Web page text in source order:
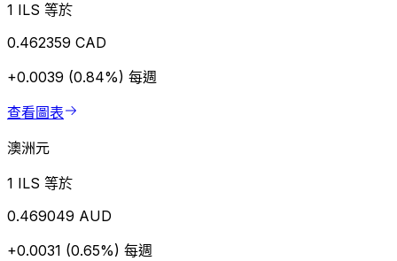
1 ILS 等於
0.462359 CAD
+0.0039 (0.84%) 每週
查看圖表
澳洲元
1 ILS 等於
0.469049 AUD
+0.0031 (0.65%) 每週